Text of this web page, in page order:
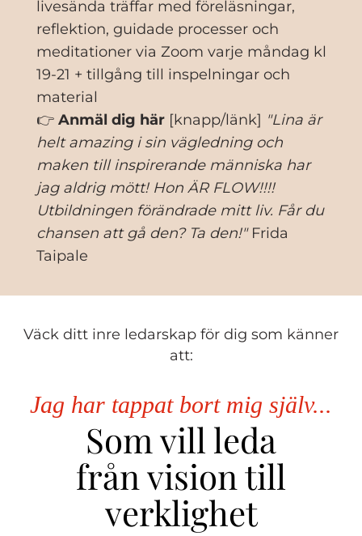
livesända träffar med föreläsningar,
reflektion, guidade processer och
meditationer via Zoom varje måndag kl
19-21 + tillgång till inspelningar och
material
👉 Anmäl dig här [knapp/länk] "Lina är
helt amazing i sin vägledning och
maken till inspirerande människa har
jag aldrig mött! Hon ÄR FLOW!!!!
Utbildningen förändrade mitt liv. Får du
chansen att gå den? Ta den!"Frida
Taipale
Väck ditt inre ledarskap för dig som känner
att:
Jag har tappat bort mig själv...
Som vill leda
från vision till
verklighet